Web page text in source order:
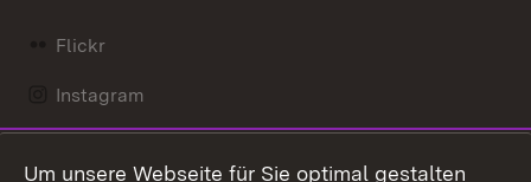
Flickr
Instagram
Um unsere Webseite für Sie optimal gestalten